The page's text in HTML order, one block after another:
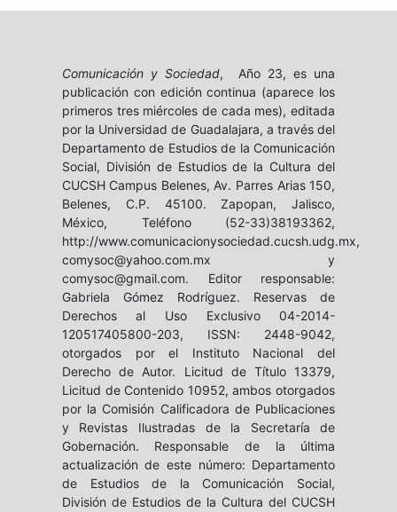
Comunicación y Sociedad, Año 23, es una
publicación con edición continua (aparece los
primeros tres miércoles de cada mes), editada
por la Universidad de Guadalajara, a través del
Departamento de Estudios de la Comunicación
Social, División de Estudios de la Cultura del
CUCSH Campus Belenes, Av. Parres Arias 150,
Belenes, C.P. 45100. Zapopan, Jalisco,
México, Teléfono (52-33)38193362,
http://www.comunicacionysociedad.cucsh.udg.mx,
comysoc@yahoo.com.mx y
comysoc@gmail.com. Editor responsable:
Gabriela Gómez Rodríguez. Reservas de
Derechos al Uso Exclusivo 04-2014-
120517405800-203, ISSN: 2448-9042,
otorgados por el Instituto Nacional del
Derecho de Autor. Licitud de Título 13379,
Licitud de Contenido 10952, ambos otorgados
por la Comisión Calificadora de Publicaciones
y Revistas Ilustradas de la Secretaría de
Gobernación. Responsable de la última
actualización de este número: Departamento
de Estudios de la Comunicación Social,
División de Estudios de la Cultura del CUCSH